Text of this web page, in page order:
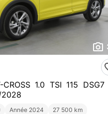
CROSS 1.0 TSI 115
2028
Année 2024
27 500 km